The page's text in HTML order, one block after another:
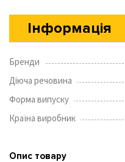
Інформація
Бренди
Діюча речовина
Форма випуску
Країна виробник
Опис товару